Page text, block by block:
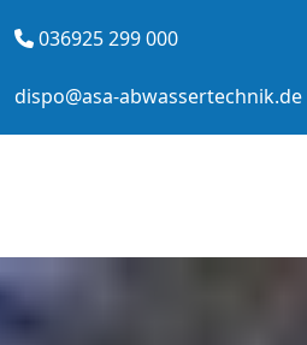
036925 299 000
dispo@asa-abwassertechnik.de